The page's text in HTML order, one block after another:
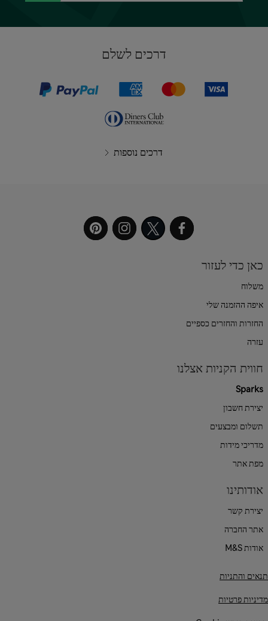
דרכים לשלם
דרכים נוספות
כאן כדי לעזור
משלוח
איפה ההזמנה שלי
החזרות והחזרים כספיים
עזרה
חווית הקניות אצלנו
Sparks
יצירת חשבון
תשלום ומבצעים
מדריכי מידות
מפת אתר
אודותינו
יצירת קשר
אתר החברה
אודות M&S
תנאים והתניות
מדיניות פרטיות